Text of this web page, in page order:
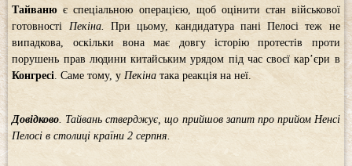
Тайванює спеціальною операцією, щоб оцінити стан військової
готовності Пекіна. При цьому, кандидатура пані Пелосі теж не
випадкова, оскільки вона має довгу історію протестів проти
порушень прав людини китайським урядом під час своєї кар’єри в
Конгресі . Саме тому, у Пекінатака реакція на неї.
Довідково . Тайвань стверджує, що прийшов запит про прийом Ненсі
Пелосі в столиці країни 2 серпня.